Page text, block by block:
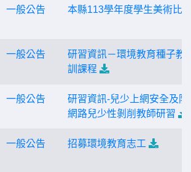
一般公告 本縣113學年度學生美術比
一般公告
研習資訊－環境教育種子教
訓課程
一般公告
研習資訊-兒少上網安全及防
網路兒少性剝削教師研習
一般公告 招募環境教育志工